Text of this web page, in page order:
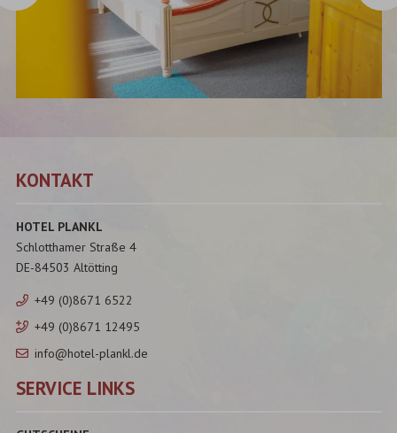
KONTAKT
HOTEL PLANKL
Schlotthamer Straße 4
DE-84503 Altötting
+49 (0)8671 6522
+49 (0)8671 12495
info@hotel-plankl.de
SERVICE LINKS